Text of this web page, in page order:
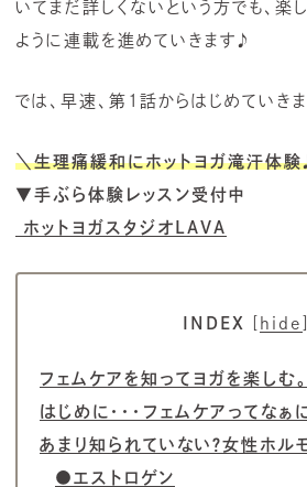
いてまだ詳しくないという方でも、楽
ように連載を進めていきます♪
では、早速、第1話からはじめていきま
＼生理痛緩和にホットヨガ滝汗体験
▼手ぶら体験レッスン受付中
ホットヨガスタジオLAVA
INDEX hide
フェムケアを知ってヨガを楽しむ。
はじめに・・・フェムケアってなぁ
あまり知られていない？女性ホル
●エストロゲン